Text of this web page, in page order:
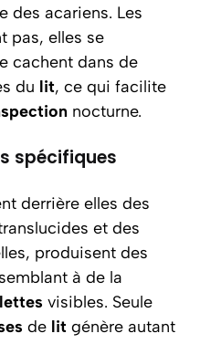
des acariens. Les
pas, elles se
cachent dans de
du lit, ce qui facilite
nocturne.
spécifiques
derrière elles des
et des
produisent des
à de la
visibles. Seule
de lit génère autant